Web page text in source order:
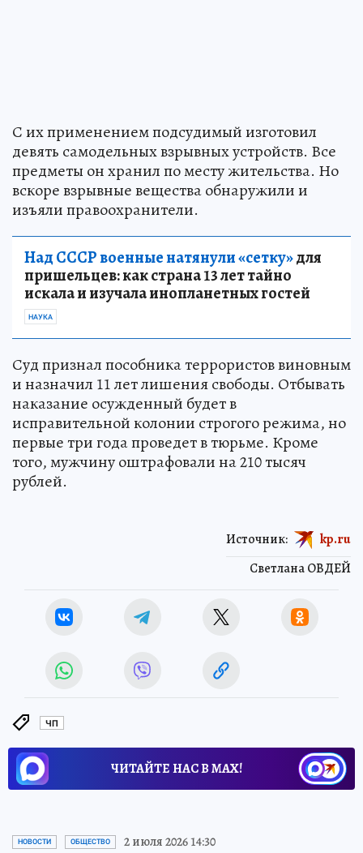
С их применением подсудимый изготовил
девять самодельных взрывных устройств. Все
предметы он хранил по месту жительства. Но
вскоре взрывные вещества обнаружили и
изъяли правоохранители.
Над СССР военные натянули «сетку»для
пришельцев: как страна 13 лет тайно
искала и изучала инопланетных гостей
НАУКА
Суд признал пособника террористов виновным
и назначил 11 лет лишения свободы. Отбывать
наказание осужденный будет в
исправительной колонии строгого режима, но
первые три года проведет в тюрьме. Кроме
того, мужчину оштрафовали на 210 тысяч
рублей.
Светлана ОВДЕЙ
Источник: kp.ru
ЧП
ЧИТАЙТЕ НАС В МАХ!
НОВОСТИ ОБЩЕСТВО 2 июля 2026 14:30